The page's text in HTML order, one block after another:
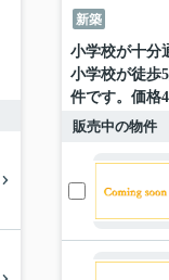
新築
小学校が十分
小学校が徒歩
件です。価格
販売中の物件